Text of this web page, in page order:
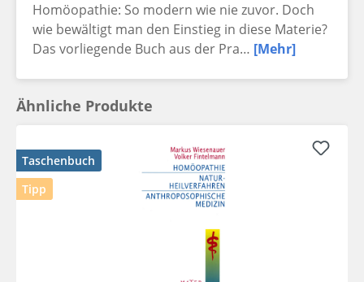
Homöopathie: So modern wie nie zuvor. Doch
wie bewältigt man den Einstieg in diese Materie?
Das vorliegende Buch aus der Pra… [Mehr]
Ähnliche Produkte
Taschenbuch
Tipp